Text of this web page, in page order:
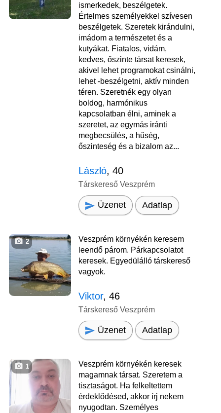
ismerkedek, beszélgetek.
Értelmes személyekkel szívesen
beszélgetek. Szeretek kirándulni,
imádom a természetet és a
kutyákat. Fiatalos, vidám,
kedves, őszinte társat keresek,
akivel lehet programokat csinálni,
lehet -beszélgetni, aktív minden
téren. Szeretnék egy olyan
boldog, harmónikus
kapcsolatban élni, aminek a
szeretet, az egymás iránti
megbecsülés, a hűség,
őszinteség és a bizalom az...
László, 40
Társkereső Veszprém
Üzenet Adatlap
2
Veszprém környékén keresem
leendő párom. Párkapcsolatot
keresek. Egyedülálló társkereső
vagyok.
Viktor, 46
Társkereső Veszprém
Üzenet Adatlap
1
Veszprém környékén keresek
magamnak társat. Szeretem a
tisztaságot. Ha felkeltettem
érdeklődésed, akkor írj nekem
nyugodtan. Személyes